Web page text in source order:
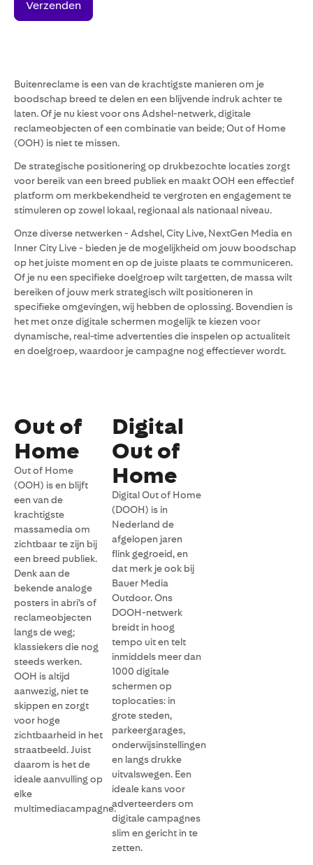
Buitenreclame is een van de krachtigste manieren om je
boodschap breed te delen en een blijvende indruk achter te
laten. Of je nu kiest voor ons Adshel-netwerk, digitale
reclameobjecten of een combinatie van beide; Out of Home
(OOH) is niet te missen.
De strategische positionering op drukbezochte locaties zorgt
voor bereik van een breed publiek en maakt OOH een effectief
platform om merkbekendheid te vergroten en engagement te
stimuleren op zowel lokaal, regionaal als nationaal niveau.
Onze diverse netwerken - Adshel, City Live, NextGen Media en
Inner City Live - bieden je de mogelijkheid om jouw boodschap
op het juiste moment en op de juiste plaats te communiceren.
Of je nu een specifieke doelgroep wilt targetten, de massa wilt
bereiken of jouw merk strategisch wilt positioneren in
specifieke omgevingen, wij hebben de oplossing. Bovendien is
het met onze digitale schermen mogelijk te kiezen voor
dynamische, real-time advertenties die inspelen op actualiteit
en doelgroep, waardoor je campagne nog effectiever wordt.
Out of
Home
Out of Home
(OOH) is en blijft
een van de
krachtigste
massamedia om
zichtbaar te zijn bij
een breed publiek.
Denk aan de
bekende analoge
posters in abri’s of
reclameobjecten
langs de weg;
klassiekers die nog
steeds werken.
OOH is altijd
aanwezig, niet te
skippen en zorgt
voor hoge
zichtbaarheid in het
straatbeeld. Juist
daarom is het de
ideale aanvulling op
elke
multimediacampagne.
Digital
Out of
Home
Digital Out of Home
(DOOH) is in
Nederland de
afgelopen jaren
flink gegroeid, en
dat merk je ook bij
Bauer Media
Outdoor. Ons
DOOH-netwerk
breidt in hoog
tempo uit en telt
inmiddels meer dan
1000 digitale
schermen op
toplocaties: in
grote steden,
parkeergarages,
onderwijsinstellingen
en langs drukke
uitvalswegen. Een
ideale kans voor
adverteerders om
digitale campagnes
slim en gericht in te
zetten.